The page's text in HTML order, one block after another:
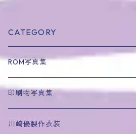
CATEGORY
ROM写真集
レースクイーン
競泳水着
印刷物写真集
川崎優製作衣装